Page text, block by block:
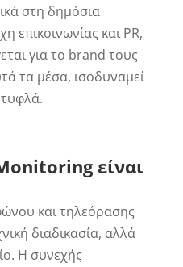
στη δημόσια
επικοινωνίας και PR,
για το brand τους
τα μέσα, ισοδυναμεί
είναι
και τηλεόρασης
διαδικασία, αλλά
Η συνεχής